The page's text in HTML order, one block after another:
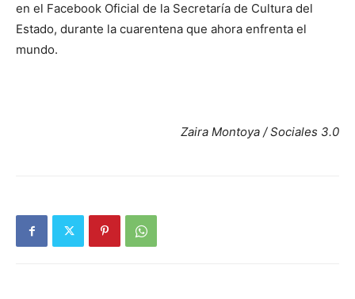
en el Facebook Oficial de la Secretaría de Cultura del
Estado, durante la cuarentena que ahora enfrenta el
mundo.
Zaira Montoya / Sociales 3.0